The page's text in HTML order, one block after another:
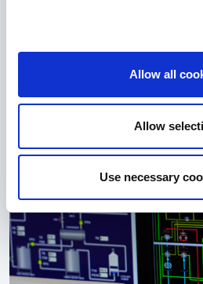
Allow all
Allow
Use necessary
clientes pueden disfrutar de
seguridad y agilidad de la red.
Contáctenos